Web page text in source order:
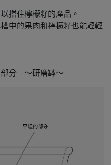
擋住檸檬籽的產品。
中的果肉和檸檬籽也能輕輕
部分 ～研磨缽～